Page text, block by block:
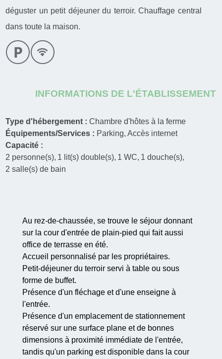
déguster un petit déjeuner du terroir. Chauffage central
dans toute la maison.
INFORMATIONS DE L'ÉTABLISSEMENT
Type d'hébergement :Chambre d'hôtes à la ferme
Équipements/Services : Parking Accès internet
Capacité :
2 personne(s) 1 lit(s) double(s) 1 WC 1 douche(s)
2 salle(s) de bain
Au rez-de-chaussée, se trouve le séjour donnant
sur la cour d'entrée de plain-pied qui fait aussi
office de terrasse en été.
Accueil personnalisé par les propriétaires.
Petit-déjeuner du terroir servi à table ou sous
forme de buffet.
Présence d'un fléchage et d'une enseigne à
l'entrée.
Présence d'un emplacement de stationnement
réservé sur une surface plane et de bonnes
dimensions à proximité immédiate de l'entrée,
tandis qu'un parking est disponible dans la cour